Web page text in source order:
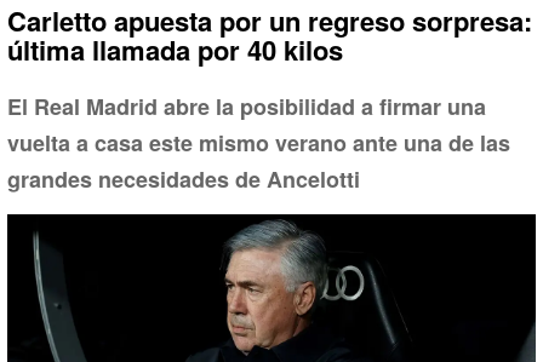
Carletto apuesta por un regreso sorpresa:
última llamada por 40 kilos
El Real Madrid abre la posibilidad a firmar una
vuelta a casa este mismo verano ante una de las
grandes necesidades de Ancelotti